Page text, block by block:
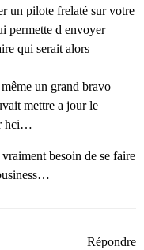
un pilote frelaté sur votre
permette d envoyer
qui serait alors
un grand bravo
mettre a jour le
hci…
besoin de se faire
Répondre